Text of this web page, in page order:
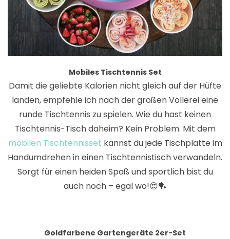
Mobiles Tischtennis Set
Damit die geliebte Kalorien nicht gleich auf der Hüfte
landen, empfehle ich nach der großen Völlerei eine
runde Tischtennis zu spielen. Wie du hast keinen
Tischtennis-Tisch daheim? Kein Problem. Mit dem
mobilen Tischtennisset kannst du jede Tischplatte im
Handumdrehen in einen Tischtennistisch verwandeln.
Sorgt für einen heiden Spaß und sportlich bist du
auch noch – egal wo!😍🏓
Goldfarbene Gartengeräte 2er-Set